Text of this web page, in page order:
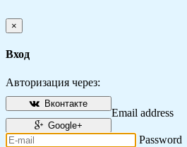
×
Вход
Авторизация через:
Вконтакте
Google+
Email address
Password